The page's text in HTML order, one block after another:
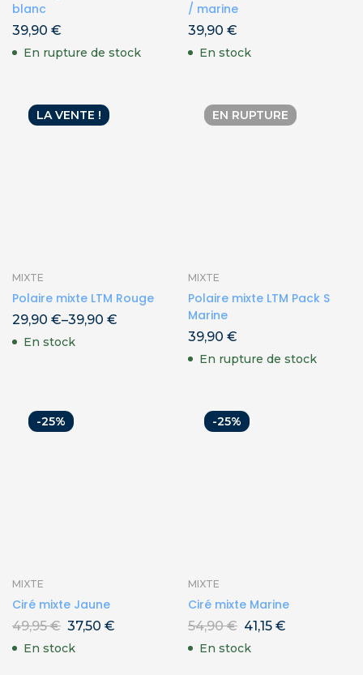
blanc
39,90 €
En rupture de stock
/ marine
39,90 €
En stock
LA VENTE !
MIXTE
Polaire mixte LTM Rouge
29,90 €–39,90 €
En stock
EN RUPTURE
MIXTE
Polaire mixte LTM Pack S
Marine
39,90 €
En rupture de stock
-25%
MIXTE
Ciré mixte Jaune
49,95€ 37,50 €
En stock
-25%
MIXTE
Ciré mixte Marine
54,90€ 41,15 €
En stock